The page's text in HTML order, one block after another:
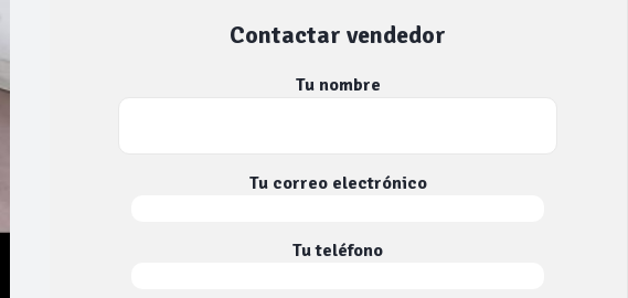
Contactar vendedor
Tu nombre
Tu correo electrónico
Tu teléfono